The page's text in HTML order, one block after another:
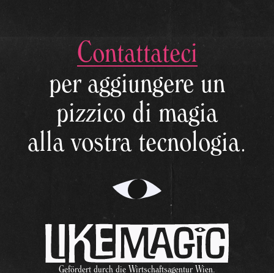
Contattateci
per aggiungere un
pizzico di magia
alla vostra tecnologia.
Gefördert durch die Wirtschaftsagentur Wien.
© 2026 - LikeMagic